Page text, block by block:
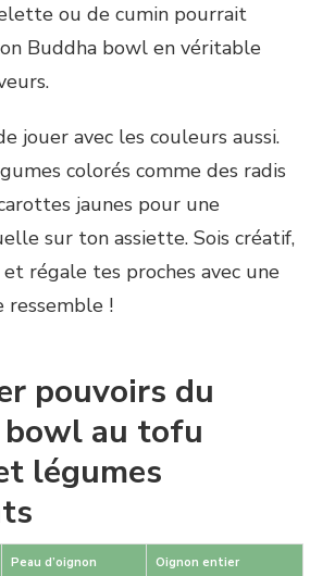
ou de cumin pourrait
Buddha bowl en véritable
jouer avec les couleurs aussi.
colorés comme des radis
jaunes pour une
sur ton assiette. Sois créatif,
régale tes proches avec une
!
pouvoirs du
bowl au tofu
légumes
Peau d’oignon Oignon entier